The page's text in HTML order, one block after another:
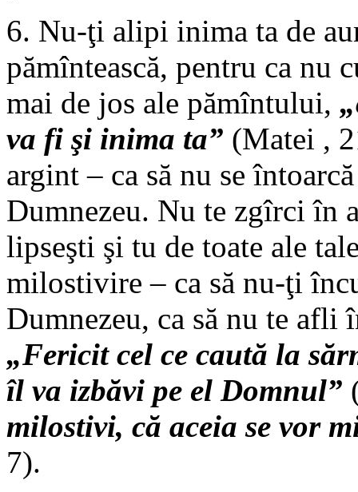
6. Nu-ţi alipi inima ta de
pămîntească, pentru ca nu
mai de jos ale pămîntului,
va fi şi inima ta” (Matei ,
argint – ca să nu se
Dumnezeu. Nu te zgîrci în
lipseşti şi tu de toate ale
milostivire – ca să nu-ţi
Dumnezeu, ca să nu te
„Fericit cel ce caută la
îl va izbăvi pe el Domnul”
milostivi, că aceia se vor
7).